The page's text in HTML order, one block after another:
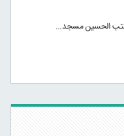
مکتب الحسین مسجد…